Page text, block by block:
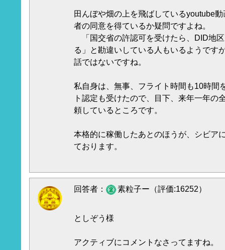
田んぼや畑の上を飛ばしているyoutube
者の同意を得ているか疑問ですよね。
「国交省の許認可を受けたら、DID地
る」と勘違いしている人もいるようです
話ではないですね。
私自身は、無事、フライト時間も10時間
ト認定も受けたので、目下、来年一年の
頼しているところです。
本格的に稼働したあとのほうが、シビア
ております。
回答者： 素粒子ー（評価:16252）
としぞう様
アクティブにコメントなさってますね。